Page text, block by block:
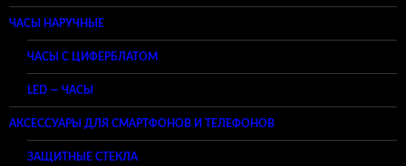
ЧАСЫ НАРУЧНЫЕ
ЧАСЫ С ЦИФЕРБЛАТОМ
LED — ЧАСЫ
АКСЕССУАРЫ ДЛЯ СМАРТФОНОВ И ТЕЛЕФОНОВ
ЗАЩИТНЫЕ СТЕКЛА